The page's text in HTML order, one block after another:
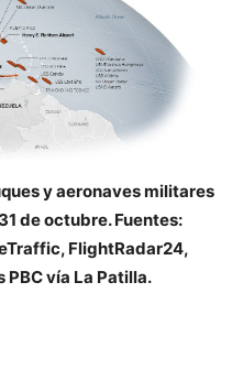
y aeronaves militares
de octubre. Fuentes:
FlightRadar24,
vía La Patilla.